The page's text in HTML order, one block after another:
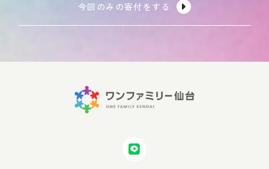
今回のみの寄付をする